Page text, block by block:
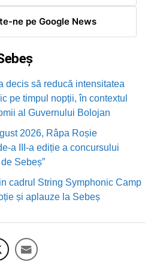
ne pe Google News
decis să reducă intensitatea
pe timpul nopții, în contextul
al Guvernului Bolojan
2026, Râpa Roșie
a III-a ediție a concursului
Sebeș”
cadrul String Symphonic Camp
și aplauze la Sebeș